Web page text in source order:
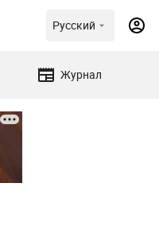
Русский
Журнал